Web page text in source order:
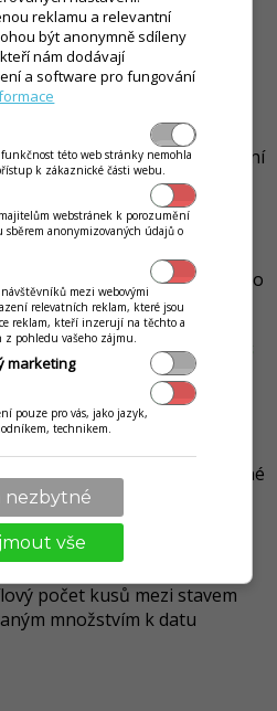
zboží- seznam
podle zařazení karet
nachází ve více kategoriích
je karta v seznamu zařazena.)
v prodejních cenách s
za rozdílové množství a prodejní
(Rozdíl mezi množstvím na
množstvím k datu inventury
skladových karet vložených do
se zobrazí název karty, PLU a
typu "Láhev" i číslo SBL.
a zobrazí se tak detail dané
statistiku prodeje, ale i
kartě.)
evidované aplikací k
množství, množství zadané
množství, rozdíl mezi
množstvím.
počet kusů mezi stavem
množstvím k datu
reklamu a relevantní
být anonymně sdíleny
nám dodávají
a software pro fungování
této web stránky nemohla
k zákaznické části webu.
webstránek k porozumění
anonymizovaných údajů o
mezi webovými
relevatních reklam, které jsou
reklam, kteří inzerují na těchto a
z pohledu vašeho zájmu.
marketing
pouze pro vás, jako jazyk,
technikem.
nezbytné
vše